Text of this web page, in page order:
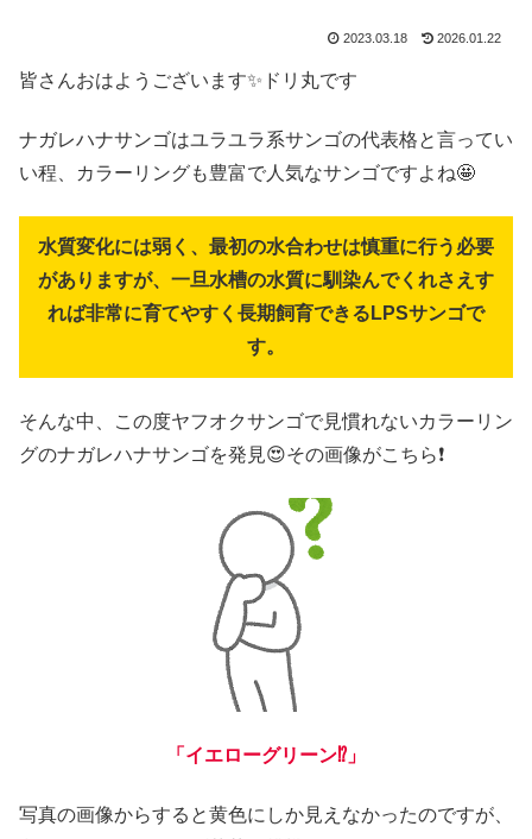
2023.03.18 2026.01.22
皆さんおはようございます✨ドリ丸です
ナガレハナサンゴはユラユラ系サンゴの代表格と言ってい
い程、カラーリングも豊富で人気なサンゴですよね🤩
水質変化には弱く、最初の水合わせは慎重に行う必要
がありますが、一旦水槽の水質に馴染んでくれさえす
れば非常に育てやすく長期飼育できるLPSサンゴで
す。
そんな中、この度ヤフオクサンゴで見慣れないカラーリン
グのナガレハナサンゴを発見😍その画像がこちら❗
「イエローグリーン⁉️」
写真の画像からすると黄色にしか見えなかったのですが、